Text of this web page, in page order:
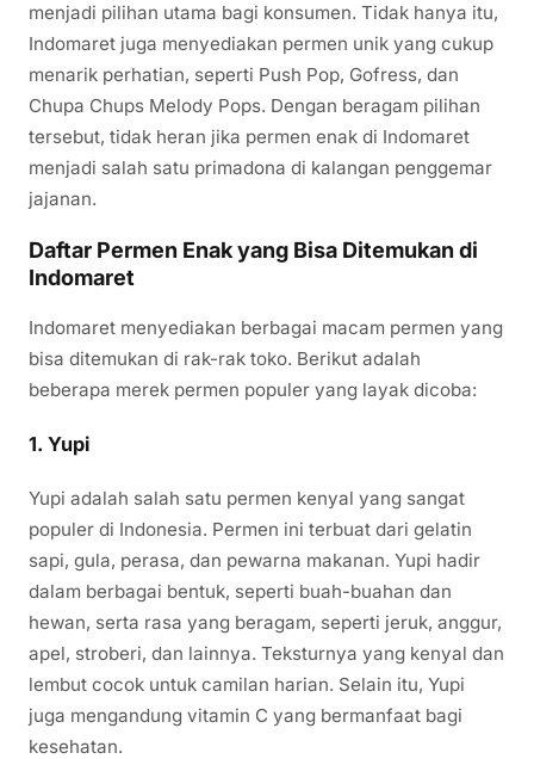
menjadi pilihan utama bagi konsumen. Tidak hanya itu,
Indomaret juga menyediakan permen unik yang cukup
menarik perhatian, seperti Push Pop, Gofress, dan
Chupa Chups Melody Pops. Dengan beragam pilihan
tersebut, tidak heran jika permen enak di Indomaret
menjadi salah satu primadona di kalangan penggemar
jajanan.
Daftar Permen Enak yang Bisa Ditemukan di
Indomaret
Indomaret menyediakan berbagai macam permen yang
bisa ditemukan di rak-rak toko. Berikut adalah
beberapa merek permen populer yang layak dicoba:
1. Yupi
Yupi adalah salah satu permen kenyal yang sangat
populer di Indonesia. Permen ini terbuat dari gelatin
sapi, gula, perasa, dan pewarna makanan. Yupi hadir
dalam berbagai bentuk, seperti buah-buahan dan
hewan, serta rasa yang beragam, seperti jeruk, anggur,
apel, stroberi, dan lainnya. Teksturnya yang kenyal dan
lembut cocok untuk camilan harian. Selain itu, Yupi
juga mengandung vitamin C yang bermanfaat bagi
kesehatan.